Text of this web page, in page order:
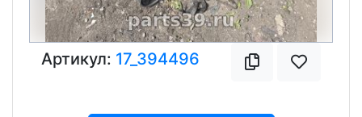
Артикул: 17_394496